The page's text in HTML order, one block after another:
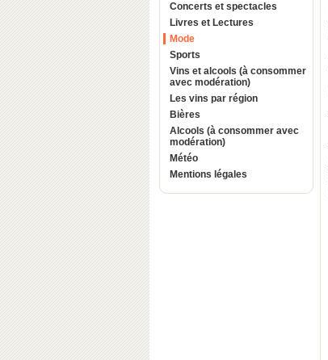
Concerts et spectacles
Livres et Lectures
Mode
Sports
Vins et alcools (à consommer
avec modération)
Les vins par région
Bières
Alcools (à consommer avec
modération)
Météo
Mentions légales